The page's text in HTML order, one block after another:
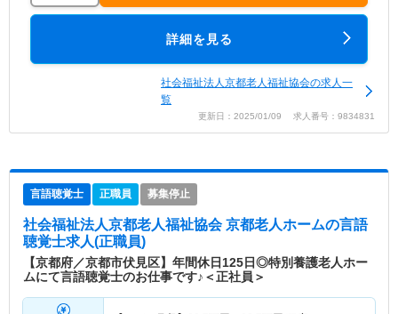
はホームヘルプや就労支援、発達支援が行われ、児
童向けには幼保連携型認定こども園、児童療育セン
の高い生活を支えること、誰もが安心して暮らし続
けられる地域社会の創造、地域社会との連携を重視
し信頼される法人・職員となること、そして社会の
て生活できる環境づくりを目指しています。
詳細を見る
社会福祉法人京都老人福祉協会の求人一
覧
更新日：2025/01/09 求人番号：9834831
言語聴覚士 正職員 募集停止
社会福祉法人京都老人福祉協会 京都老人ホームの言語
聴覚士求人(正職員)
【京都府／京都市伏見区】年間休日125日◎特別養護老人ホー
ムにて言語聴覚士のお仕事です♪＜正社員＞